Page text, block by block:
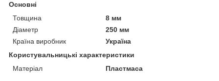
Основні
Товщина
8 мм
Діаметр
250 мм
Країна виробник
Україна
Користувальницькі характеристики
Матеріал
Пластмаса